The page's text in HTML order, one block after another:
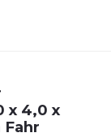
x 4,0 x